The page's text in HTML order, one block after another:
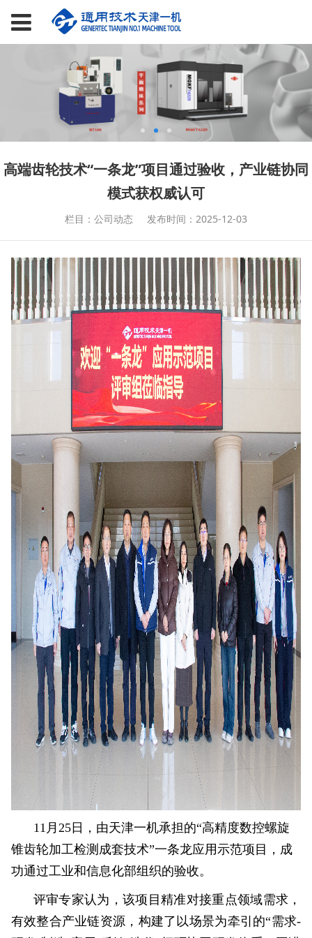
高端齿轮技术“一条龙”项目通过验收，产业链协同
模式获权威认可
栏目：公司动态 发布时间：2025-12-03
11月25日，由天津一机承担的“高精度数控螺旋
锥齿轮加工检测成套技术”一条龙应用示范项目，成
功通过工业和信息化部组织的验收。
评审专家认为，该项目精准对接重点领域需求，
有效整合产业链资源，构建了以场景为牵引的“需求-